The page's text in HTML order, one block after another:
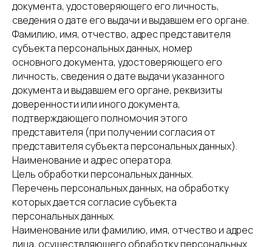
документа, удостоверяющего его личность,
сведения о дате его выдачи и выдавшем его органе.
Фамилию, имя, отчество, адрес представителя
субъекта персональных данных, номер
основного документа, удостоверяющего его
личность, сведения о дате выдачи указанного
документа и выдавшем его органе, реквизиты
доверенности или иного документа,
подтверждающего полномочия этого
представителя (при получении согласия от
представителя субъекта персональных данных).
Наименование и адрес оператора.
Цель обработки персональных данных.
Перечень персональных данных, на обработку
которых дается согласие субъекта
персональных данных.
Наименование или фамилию, имя, отчество и адрес
лица, осуществляющего обработку персональных